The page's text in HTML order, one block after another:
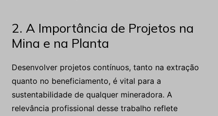
2. A Importância de Projetos na
Mina e na Planta
Desenvolver projetos contínuos, tanto na extração
quanto no beneficiamento, é vital para a
sustentabilidade de qualquer mineradora. A
relevância profissional desse trabalho reflete